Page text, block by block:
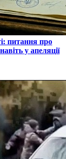
питання про
у апеляції